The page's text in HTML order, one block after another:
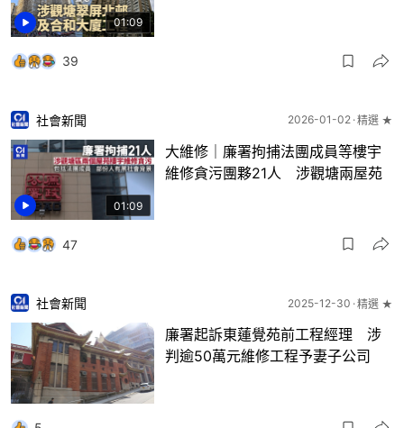
01:09
39
01:09
社會新聞 2026-01-02 精選 ★
大維修｜廉署拘捕法團成員等樓宇
維修貪污團夥21人 涉觀塘兩屋苑
47
社會新聞 2025-12-30 精選 ★
廉署起訴東蓮覺苑前工程經理 涉
判逾50萬元維修工程予妻子公司